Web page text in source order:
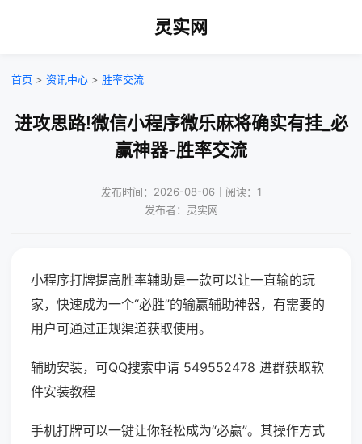
灵实网
首页 > 资讯中心 > 胜率交流
进攻思路!微信小程序微乐麻将确实有挂_必
赢神器-胜率交流
发布时间：2026-08-06｜阅读：1
发布者：灵实网
小程序打牌提高胜率辅助是一款可以让一直输的玩
家，快速成为一个“必胜”的输赢辅助神器，有需要的
用户可通过正规渠道获取使用。
辅助安装，可QQ搜索申请 549552478 进群获取软
件安装教程
手机打牌可以一键让你轻松成为“必赢”。其操作方式